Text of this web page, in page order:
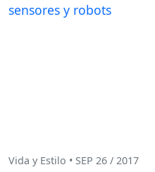
Vida y Estilo • SEP 26 / 2017